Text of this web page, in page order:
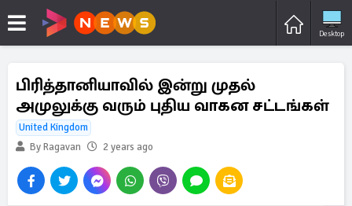
Desktop
பிரித்தானியாவில் இன்று முதல்
அமுலுக்கு வரும் புதிய வாகன சட்டங்கள்
United Kingdom
By Ragavan
2 years ago